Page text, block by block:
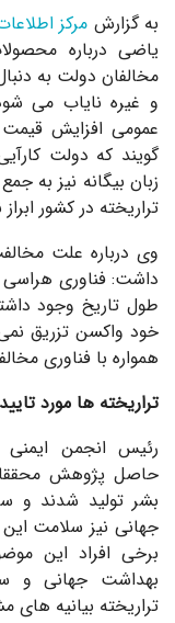
به گزارش مرکز
یاضی درباره
مخالفان دولت به
و غیره نایاب می
عمومی افزایش
گویند که دولت
زبان بیگانه نیز به
تراریخته در کشور
وی درباره علت
داشت: فناوری
طول تاریخ وجود
خود واکسن تزریق
همواره با فناوری
تراریخته ها مورد
رئیس انجمن ایمنی
حاصل پژوهش
بشر تولید شدند و
جهانی نیز سلامت
برخی افراد این
بهداشت جهانی و
تراریخته بیانیه های